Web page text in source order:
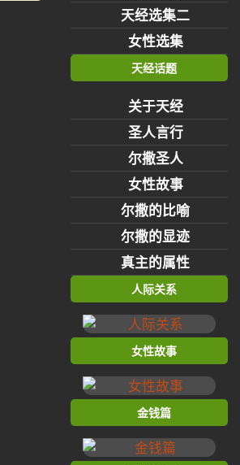
天经选集二
女性选集
天经话题
关于天经
圣人言行
尔撒圣人
女性故事
尔撒的比喻
尔撒的显迹
真主的属性
人际关系
女性故事
金钱篇